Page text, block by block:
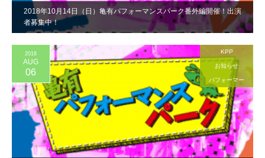
2018年10月14日（日）亀有パフォーマンスパーク番外編開催！出演
者募集中！
2018
AUG
06
KPP
お知らせ
パフォーマー